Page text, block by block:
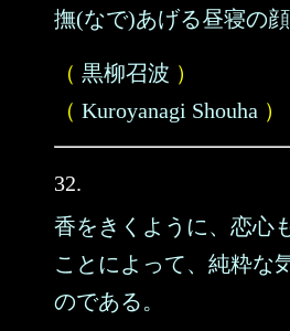
撫(なで)あげる昼寝の
（ 黒柳召波 ）
（ Kuroyanagi Shouha ）
32.
香をきくように、恋心
ことによって、純粋な
のである。